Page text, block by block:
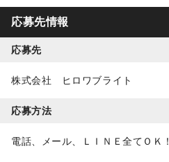
応募先情報
応募先
株式会社 ヒロワブライト
応募方法
電話、メール、ＬＩＮＥ全てＯＫ！